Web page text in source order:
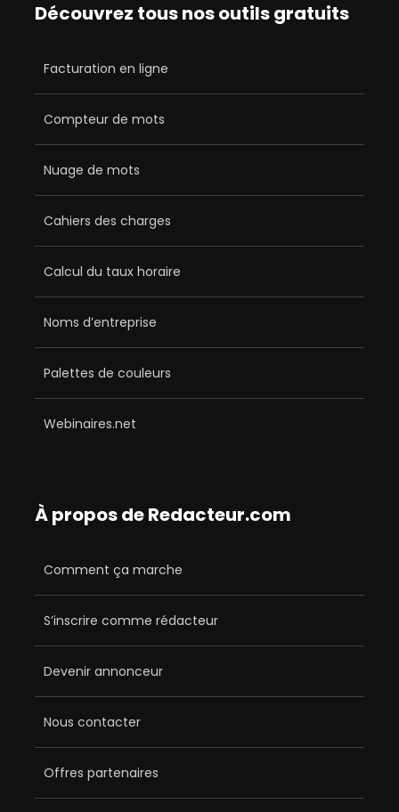
Découvrez tous nos outils gratuits
Facturation en ligne
Compteur de mots
Nuage de mots
Cahiers des charges
Calcul du taux horaire
Noms d’entreprise
Palettes de couleurs
Webinaires.net
À propos de Redacteur.com
Comment ça marche
S’inscrire comme rédacteur
Devenir annonceur
Nous contacter
Offres partenaires